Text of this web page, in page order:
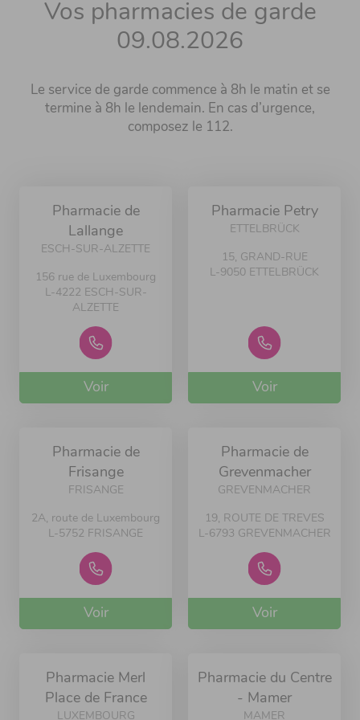
Vos pharmacies de garde
09.08.2026
Le service de garde commence à 8h le matin et se
termine à 8h le lendemain. En cas d’urgence,
composez le 112.
Pharmacie de
Lallange
ESCH-SUR-ALZETTE
156 rue de Luxembourg
L-4222 ESCH-SUR-
ALZETTE
Voir
Pharmacie Petry
ETTELBRÜCK
15, GRAND-RUE
L-9050 ETTELBRÜCK
Voir
Pharmacie de
Frisange
FRISANGE
2A, route de Luxembourg
L-5752 FRISANGE
Voir
Pharmacie de
Grevenmacher
GREVENMACHER
19, ROUTE DE TREVES
L-6793 GREVENMACHER
Voir
Pharmacie Merl
Place de France
LUXEMBOURG
Pharmacie du Centre
- Mamer
MAMER